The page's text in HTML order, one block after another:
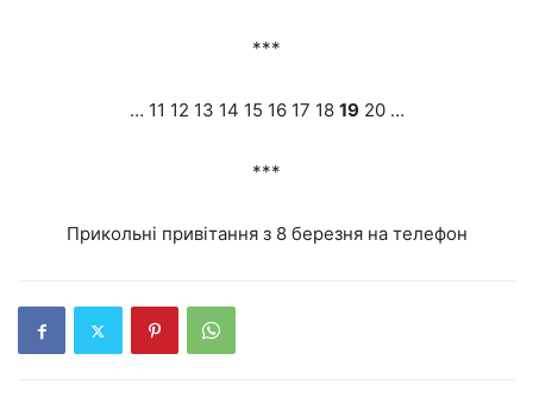
***
… 11 12 13 14 15 16 17 18 1920 …
***
Прикольні привітання з 8 березня на телефон